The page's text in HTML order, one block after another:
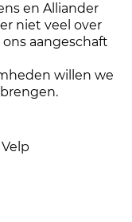
en Alliander
niet veel over
aangeschaft
willen we